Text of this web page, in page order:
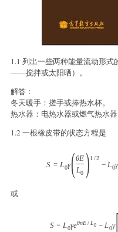
1.1 列出一些两种能量流动形
——搅拌或太阳晒）。
解答：
冬天暖手：搓手或捧热水杯。
热水器：电热水器或燃气热水器
1.2 一根橡皮带的状态方程是
S = L0γ(θE
L0 )1 /2
− L0γ
或
S = L0γeθnE/ L0 − L0γ